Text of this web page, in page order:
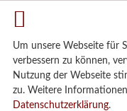
Um unsere Webseite für
verbessern zu können,
Nutzung der Webseite
zu. Weitere
Datenschutzerklärung.